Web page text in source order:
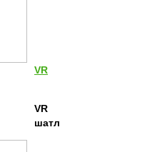
VR
VR
шатл